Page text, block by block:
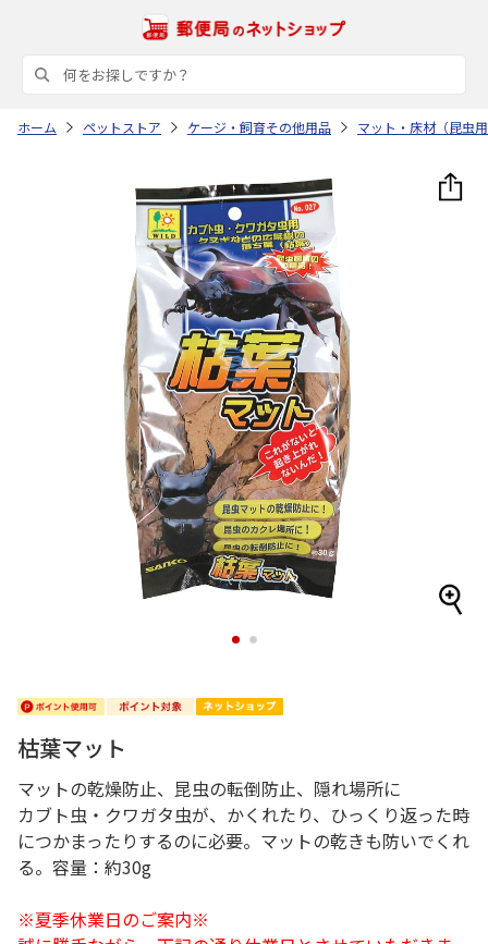
ホーム ペットストア ケージ・飼育その他用品 マット・床材（昆虫
1 2
枯葉マット
マットの乾燥防止、昆虫の転倒防止、隠れ場所に
カブト虫・クワガタ虫が、かくれたり、ひっくり返った時
につかまったりするのに必要。マットの乾きも防いでくれ
る。容量：約30g
※夏季休業日のご案内※